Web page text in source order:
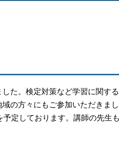
た。検定対策など学習に関す
の方々にもご参加いただきま
定しております。講師の先生